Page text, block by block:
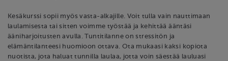
Kesäkurssi sopii myös vasta-alkajille. Voit tulla vain nauttimaan
laulamisesta tai sitten voimme työstää ja kehittää ääntäsi
ääniharjoitusten avulla. Tuntitilanne on stressitön ja
elämäntilanteesi huomioon ottava. Ota mukaasi kaksi kopiota
nuotista, jota haluat tunnilla laulaa, jotta voin säestää lauluasi